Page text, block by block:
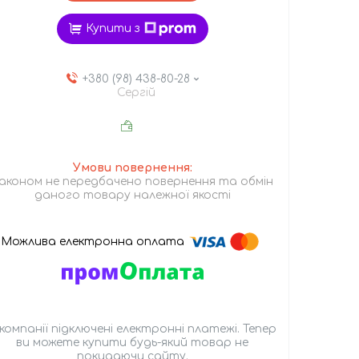
Купити з
+380 (98) 438-80-28
Сергій
не передбачено повернення та обмін
даного товару належної якості
підключені електронні платежі. Тепер
ви можете купити будь-який товар не
покидаючи сайту.